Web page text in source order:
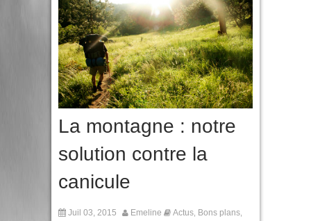
La montagne : notre
solution contre la
canicule
Juil 03, 2015 Emeline Actus Bons plans